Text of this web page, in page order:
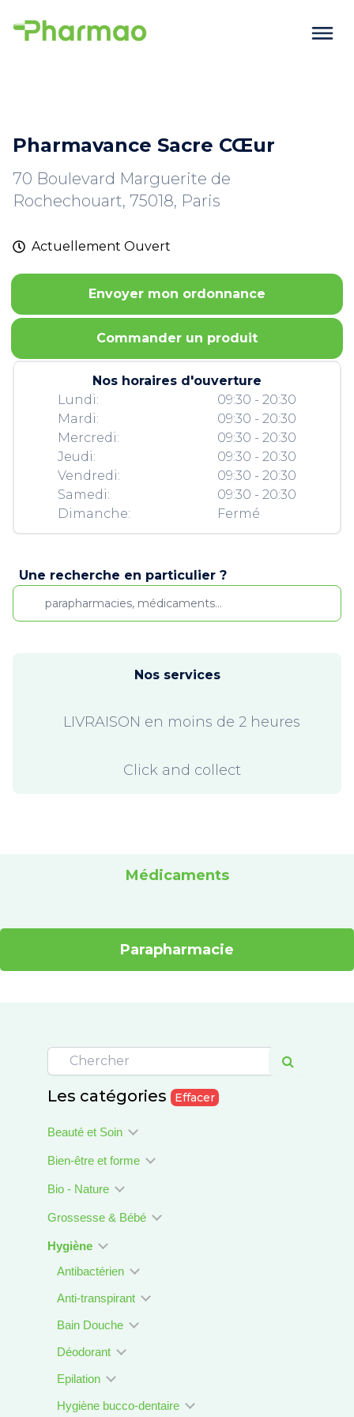
Pharmavance Sacre CŒur
70 Boulevard Marguerite de
Rochechouart, 75018, Paris
Actuellement Ouvert
Envoyer mon ordonnance
Commander un produit
Nos horaires d'ouverture
Lundi:
Mardi:
Mercredi:
Jeudi:
Vendredi:
Samedi:
Dimanche:
09:30 - 20:30
09:30 - 20:30
09:30 - 20:30
09:30 - 20:30
09:30 - 20:30
09:30 - 20:30
Fermé
Une recherche en particulier ?
Nos services
LIVRAISON en moins de 2 heures
Click and collect
Médicaments
Parapharmacie
Les catégories Effacer
Beauté et Soin
Bien-être et forme
Bio - Nature
Grossesse & Bébé
Hygiène
Antibactérien
Anti-transpirant
Bain Douche
Déodorant
Epilation
Hygiène bucco-dentaire